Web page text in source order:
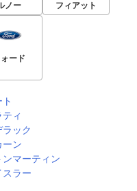
ノー フィアット
ード
ィ
ラック
ーン
ンマーティン
スラー